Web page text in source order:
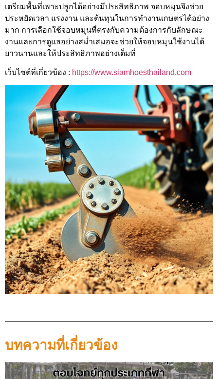
เตรียมพื้นที่เพาะปลูกได้อย่างมีประสิทธิภาพ จอบหมุนจึงช่วย
ประหยัดเวลา แรงงาน และต้นทุนในการทำงานเกษตรได้อย่าง
มาก การเลือกใช้จอบหมุนที่ตรงกับความต้องการกับลักษณะ
งานและการดูแลอย่างสม่ำเสมอจะช่วยให้จอบหมุนใช้งานได้
ยาวนานและให้ประสิทธิภาพอย่างเต็มที่
เว็บไซต์ที่เกี่ยวข้อง : https://www.siamhoesthailand.com
บทความที่เกี่ยวข้อง